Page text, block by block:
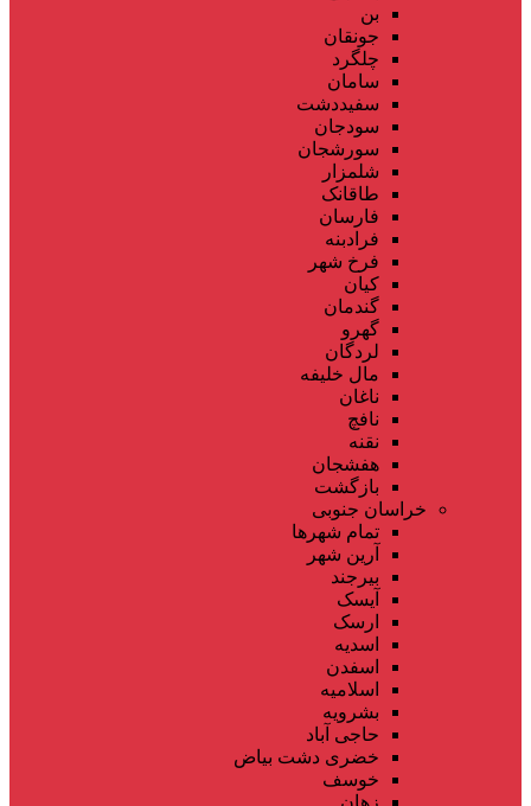
بن
جونقان
چلگرد
سامان
سفیددشت
سودجان
سورشجان
شلمزار
طاقانک
فارسان
فرادبنه
فرخ شهر
کیان
گندمان
گهرو
لردگان
مال خلیفه
ناغان
نافچ
نقنه
هفشجان
بازگشت
خراسان جنوبی
تمام شهر‌ها
آرین شهر
بیرجند
آیسک
ارسک
اسدیه
اسفدن
اسلامیه
بشرویه
حاجی آباد
خضری دشت بیاض
خوسف
زهان